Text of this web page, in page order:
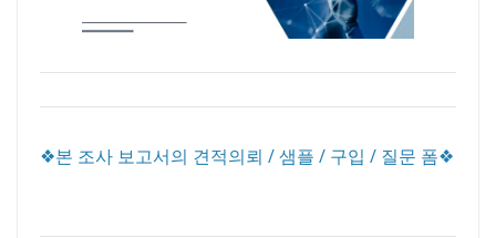
❖본 조사 보고서의 견적의뢰 / 샘플 / 구입 / 질문 폼❖